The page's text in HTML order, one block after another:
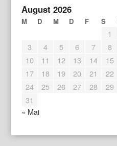
August 2026
M D M D F S
« Mai
1
3
4 5 6 7 8
10
11 12 13 14 15
17
18 19 20 21 22
24
25 26 27 28 29
31